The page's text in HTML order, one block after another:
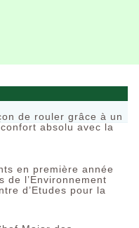
de rouler grâce à un
absolu avec la
en première année
de l’Environnement
d’Etudes pour la